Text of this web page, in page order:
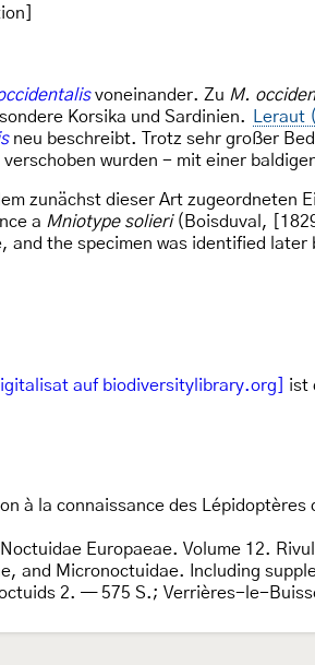
voneinander. Zu M.
Korsika und Sardinien.
Leraut
neu beschreibt. Trotz sehr großer
wurden - mit einer
zunächst dieser Art zugeordneten
a Mniotype solieri(Boisduval,
and the specimen was identified
auf biodiversitylibrary.org] ist
à la connaissance des
Europaeae. Volume 12.
and Micronoctuidae. Including
2. — 575 S.; Verrières-le-